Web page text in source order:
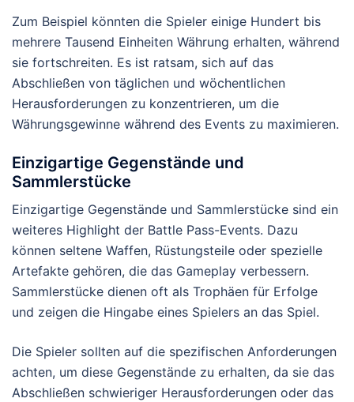
Zum Beispiel könnten die Spieler einige Hundert bis
mehrere Tausend Einheiten Währung erhalten, während
sie fortschreiten. Es ist ratsam, sich auf das
Abschließen von täglichen und wöchentlichen
Herausforderungen zu konzentrieren, um die
Währungsgewinne während des Events zu maximieren.
Einzigartige Gegenstände und
Sammlerstücke
Einzigartige Gegenstände und Sammlerstücke sind ein
weiteres Highlight der Battle Pass-Events. Dazu
können seltene Waffen, Rüstungsteile oder spezielle
Artefakte gehören, die das Gameplay verbessern.
Sammlerstücke dienen oft als Trophäen für Erfolge
und zeigen die Hingabe eines Spielers an das Spiel.
Die Spieler sollten auf die spezifischen Anforderungen
achten, um diese Gegenstände zu erhalten, da sie das
Abschließen schwieriger Herausforderungen oder das